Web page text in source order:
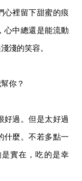
心裡留下甜蜜的痕
心中總還是能流動
淺的笑容。
你？
好過。但是太好過
什麼。不若多點一
實在，吃的是幸